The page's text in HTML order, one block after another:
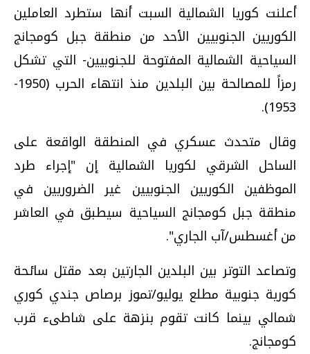
أعلنت كوريا الشمالية السبت أنها ستطرد العاملين
الكوريين الجنوبيين الأحد من منطقة جبل كومجانج
السياحية الشمالية المفتوحة للجنوبيين- التي تشكل
رمزاً للمصالحة بين البلدين منذ انتهاء الحرب (1950-
1953).
وقال متحدث عسكري في المنطقة الواقعة على
الساحل الشرقي لكوريا الشمالية إن "إجراء طرد
الموظفين الكوريين الجنوبيين غير الضروريين في
منطقة جبل كومجانج السياحية سيطبق في العاشر
من أغسطس/آب الجاري".
وتصاعد التوتر بين البلدين الجارتين بعد مقتل سائحة
كورية جنوبية مطلع يوليو/تموز برصاص جندي كوري
شمالي بينما كانت تقوم بنزهة على شاطىء قرب
كومجانج.